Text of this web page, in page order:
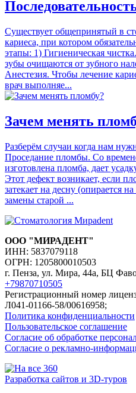
Существует общепринятый в
кариеса, при котором
этапы: 1) Гигиеническая
зубы очищаются от зубного
Анестезия. Чтобы лечение
врач выполняе...
Зачем менять
Разберём случаи когда нам
Проседание пломбы. Со
изготовлена пломба, дает
Этот дефект возникает, если
затекает на десну (опирается
замены старой ...
ООО "МИРАДЕНТ"
ИНН: 5837079118
ОГРН: 1205800010503
г. Пенза, ул. Мира, 44а, БЦ
+79870710505
Регистрационный номер
Л041-01166-58/00616958;
Политика конфиденциальности
Пользовательское соглашение
Согласие об обработке
Согласие о рекламно-
Разработка сайтов и 3D-туров